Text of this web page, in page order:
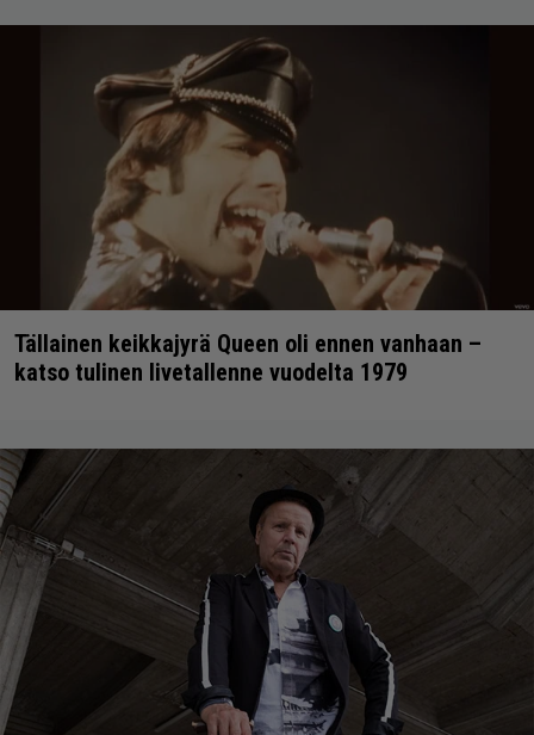
Tällainen keikkajyrä Queen oli ennen vanhaan –
katso tulinen livetallenne vuodelta 1979